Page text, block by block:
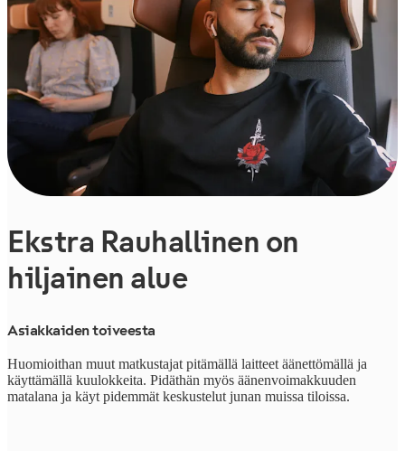
Ekstra Rauhallinen on
hiljainen alue
Asiakkaiden toiveesta
Huomioithan muut matkustajat pitämällä laitteet äänettömällä ja
käyttämällä kuulokkeita. Pidäthän myös äänenvoimakkuuden
matalana ja käyt pidemmät keskustelut junan muissa tiloissa.